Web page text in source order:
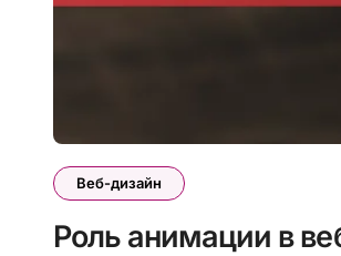
Веб-дизайн
Роль анимации в